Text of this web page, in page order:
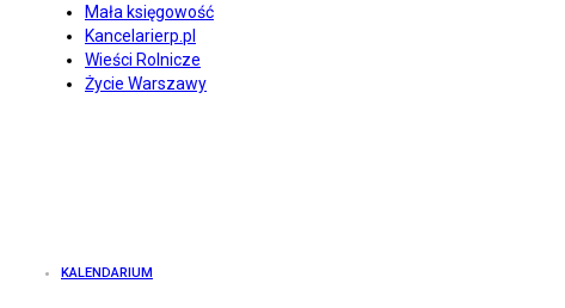
Mała księgowość
Kancelarierp.pl
Wieści Rolnicze
Życie Warszawy
KALENDARIUM